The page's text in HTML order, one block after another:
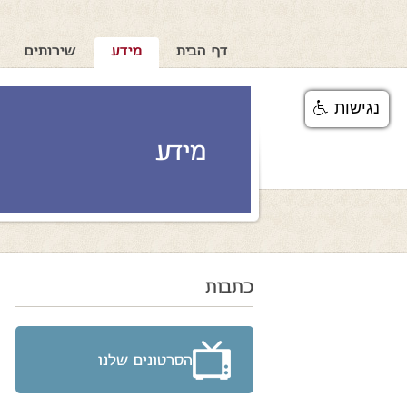
דף הבית מידע שירותים
מידע
כתבות
הסרטונים שלנו
נגישות